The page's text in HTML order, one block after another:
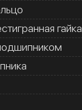
гайка